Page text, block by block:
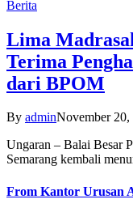
Berita
Lima
Terima
dari BPOM
By adminNovember 20,
Ungaran – Balai Besar
Semarang kembali
From Kantor Urusan